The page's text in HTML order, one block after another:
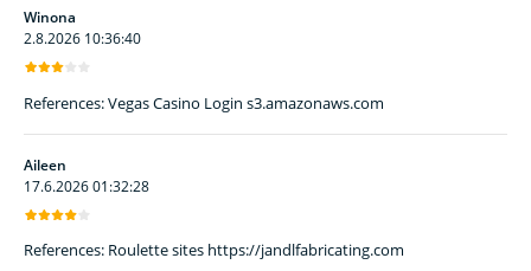
Winona
2.8.2026 10:36:40
References: Vegas Casino Login s3.amazonaws.com
Aileen
17.6.2026 01:32:28
References: Roulette sites https://jandlfabricating.com